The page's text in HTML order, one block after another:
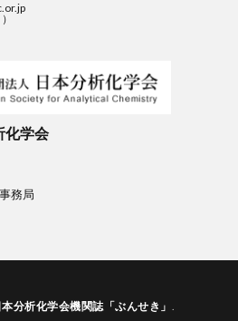
学会
務局
本分析化学会機関誌「ぶんせき」 .